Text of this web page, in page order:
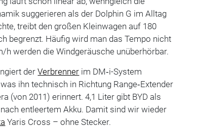
suggerieren als der Dolphin G im Alltag
treibt den großen Kleinwagen auf 180
begrenzt. Häufig wird man das Tempo nicht
h werden die Windgeräusche unüberhörbar.
derVerbrenner im DM‑i-System
ihn technisch in Richtung Range‑Extender
(von 2011) erinnert. 4,1 Liter gibt BYD als
entleertem Akku. Damit sind wir wieder
Yaris Cross – ohne Stecker.